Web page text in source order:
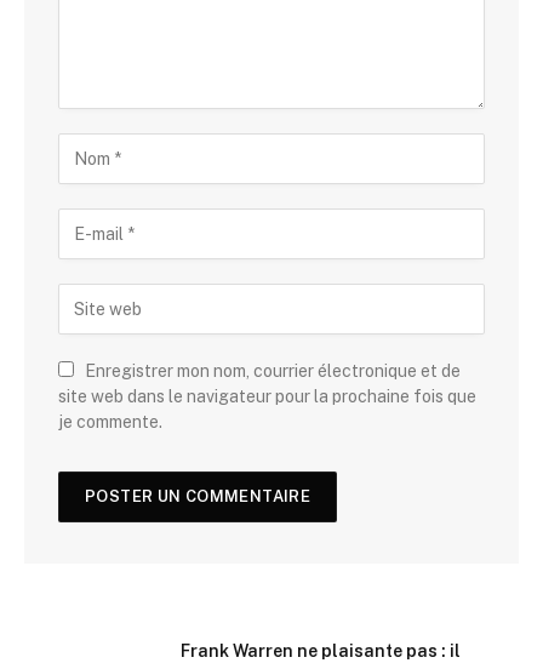
Enregistrer mon nom, courrier électronique et de
site web dans le navigateur pour la prochaine fois que
je commente.
Frank Warren ne plaisante pas : il